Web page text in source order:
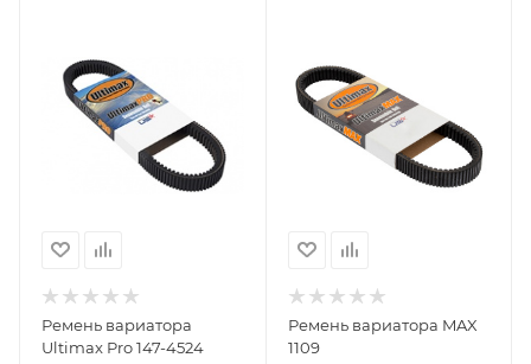
Ремень вариатора
Ultimax Pro 147-4524
Ремень вариатора MAX
1109